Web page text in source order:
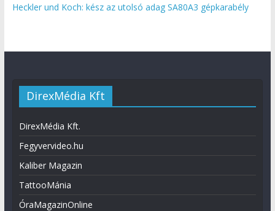
Heckler und Koch: kész az utolsó adag SA80A3 gépkarabély
DirexMédia Kft
DirexMédia Kft.
Fegyvervideo.hu
Kaliber Magazin
TattooMánia
ÓraMagazinOnline